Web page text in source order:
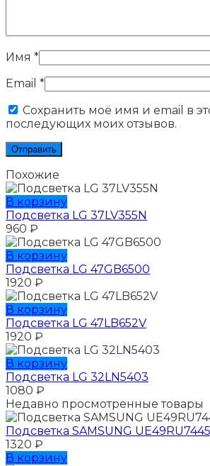
Имя *
Email *
Сохранить моё имя и email в
последующих моих отзывов.
Похожие
В корзину
Подсветка LG 37LV355N
960 ₽
В корзину
Подсветка LG 47GB6500
1920 ₽
В корзину
Подсветка LG 47LB652V
1920 ₽
В корзину
Подсветка LG 32LN5403
1080 ₽
Недавно просмотренные товары
Подсветка SAMSUNG
1320 ₽
В корзину